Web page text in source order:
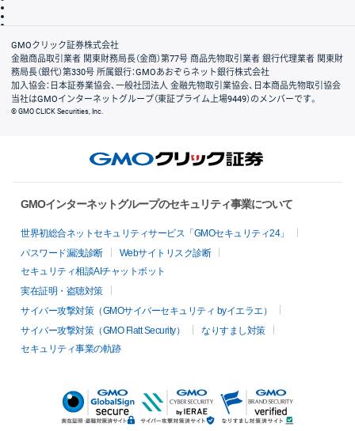
会社案内
GMOクリック証券株式会社
金融商品取引業者 関東財務局長（金商）第77号 商品先物取引業者 銀行代理業者 関東財
務局長（銀代）第330号 所属銀行：GMOあおぞらネット銀行株式会社
加入協会：日本証券業協会、一般社団法人 金融先物取引業協会、日本商品先物取引協会
当社はGMOインターネットグループ（東証プライム上場9449）のメンバーです。
© GMO CLICK Securities, Inc.
GMOインターネットグループのセキュリティ事業について
世界初総合ネットセキュリティサービス「GMOセキュリティ24」
パスワード漏洩診断
Webサイトリスク診断
セキュリティ相談AIチャットボット
実在証明・盗聴対策
サイバー攻撃対策（GMOサイバーセキュリティ byイエラエ）
サイバー攻撃対策（GMO Flatt Security）
なりすまし対策
セキュリティ事業の軌跡